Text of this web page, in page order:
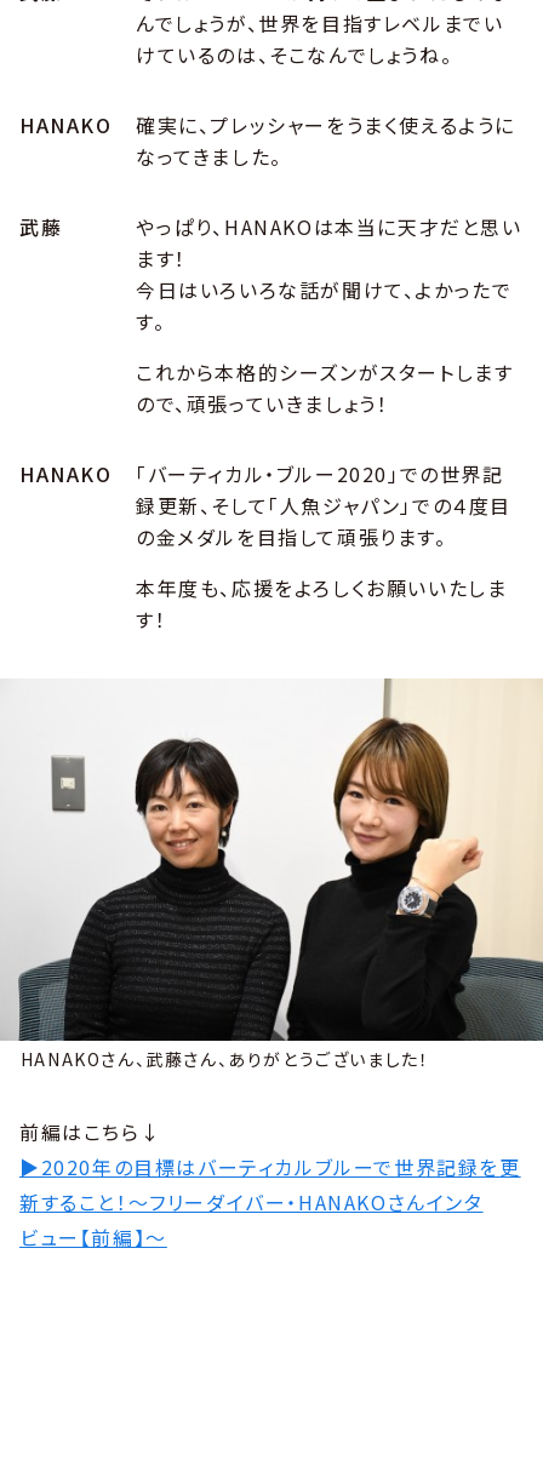
んでしょうが、世界を目指すレベルまでい
けているのは、そこなんでしょうね。
HANAKO
確実に、プレッシャーをうまく使えるように
なってきました。
武藤
やっぱり、HANAKOは本当に天才だと思い
ます！
今日はいろいろな話が聞けて、よかったで
す。
これから本格的シーズンがスタートします
ので、頑張っていきましょう！
HANAKO
「バーティカル・ブルー2020」での世界記
録更新、そして「人魚ジャパン」での４度目
の金メダルを目指して頑張ります。
本年度も、応援をよろしくお願いいたしま
す！
HANAKOさん、武藤さん、ありがとうございました！
前編はこちら↓
▶︎2020年の目標はバーティカルブルーで世界記録を更
新すること！〜フリーダイバー・HANAKOさんインタ
ビュー【前編】〜